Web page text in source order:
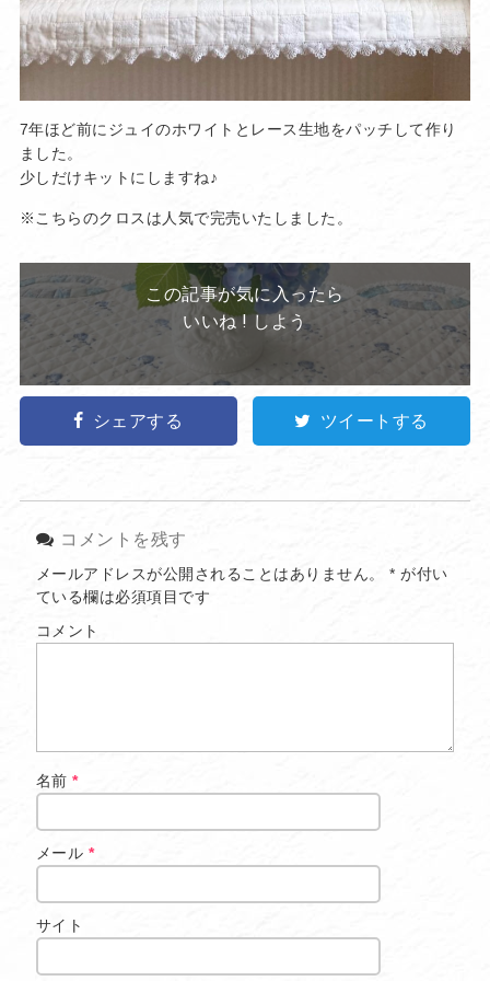
7年ほど前にジュイのホワイトとレース生地をパッチして作り
ました。
少しだけキットにしますね♪
※こちらのクロスは人気で完売いたしました。
この記事が気に入ったら
いいね ! しよう
シェアする ツイートする
コメントを残す
メールアドレスが公開されることはありません。 * が付い
ている欄は必須項目です
コメント
名前*
メール *
サイト